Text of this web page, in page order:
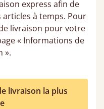
express afin de
à temps. Pour
livraison pour votre
« Informations de
».
livraison la plus